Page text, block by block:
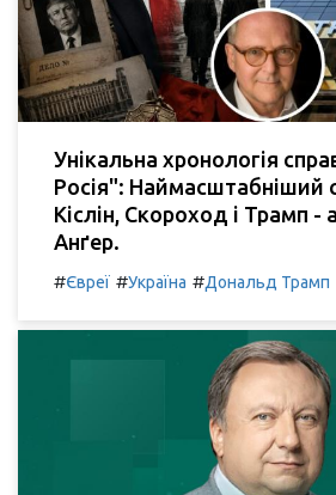
Унікальна хронологія
Росія": Наймасштабніший
Кіслін, Скороход і Трамп -
Анґер.
#Євреї #Україна #Дональд Трамп